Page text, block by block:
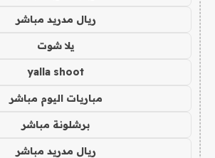
ريال مدريد مباشر
يلا شوت
yalla shoot
مباريات اليوم مباشر
برشلونة مباشر
ريال مدريد مباشر